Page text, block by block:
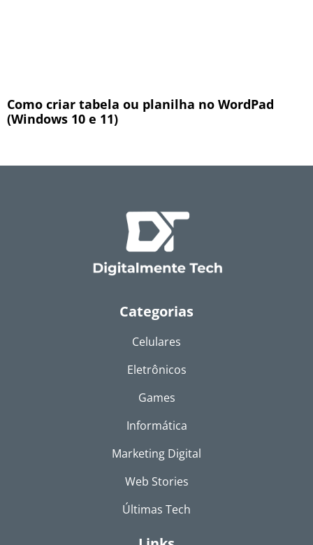
Como criar tabela ou planilha no WordPad
(Windows 10 e 11)
Categorias
Celulares
Eletrônicos
Games
Informática
Marketing Digital
Web Stories
Últimas Tech